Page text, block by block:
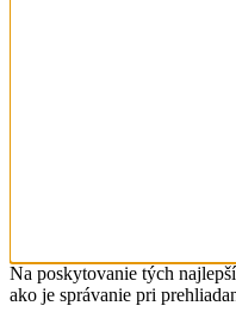
Na poskytovanie tých
ako je správanie pri